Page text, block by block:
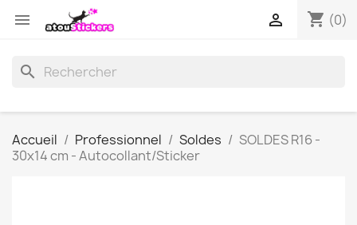
 shopping_cart (0)

search
Accueil Professionnel Soldes
SOLDES R16 -
30x14 cm - Autocollant/Sticker